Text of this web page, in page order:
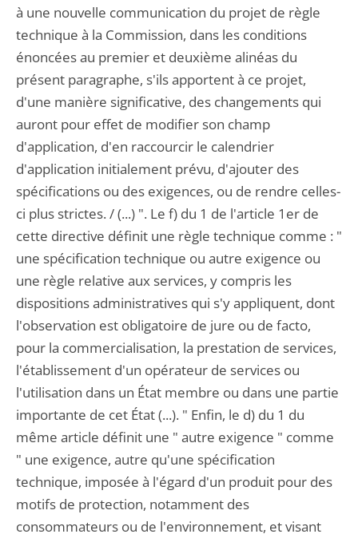
à une nouvelle communication du projet de règle
technique à la Commission, dans les conditions
énoncées au premier et deuxième alinéas du
présent paragraphe, s'ils apportent à ce projet,
d'une manière significative, des changements qui
auront pour effet de modifier son champ
d'application, d'en raccourcir le calendrier
d'application initialement prévu, d'ajouter des
spécifications ou des exigences, ou de rendre celles-
ci plus strictes. / (...) ". Le f) du 1 de l'article 1er de
cette directive définit une règle technique comme : "
une spécification technique ou autre exigence ou
une règle relative aux services, y compris les
dispositions administratives qui s'y appliquent, dont
l'observation est obligatoire de jure ou de facto,
pour la commercialisation, la prestation de services,
l'établissement d'un opérateur de services ou
l'utilisation dans un État membre ou dans une partie
importante de cet État (...). " Enfin, le d) du 1 du
même article définit une " autre exigence " comme
" une exigence, autre qu'une spécification
technique, imposée à l'égard d'un produit pour des
motifs de protection, notamment des
consommateurs ou de l'environnement, et visant